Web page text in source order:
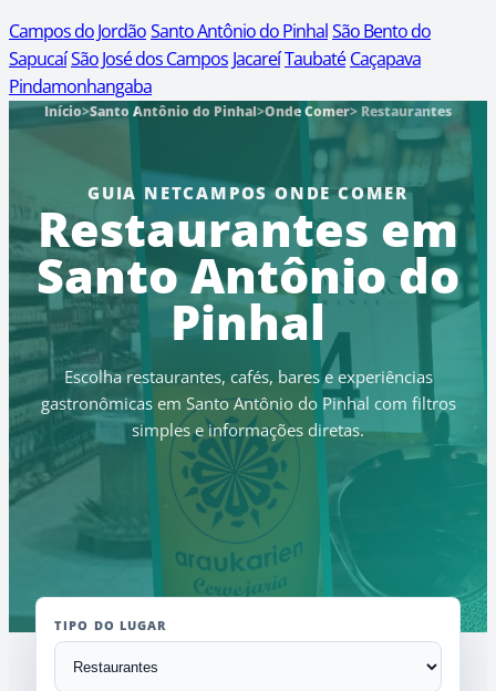
Campos do JordãoSanto Antônio do PinhalSão Bento do
SapucaíSão José dos Campos JacareíTaubaté Caçapava
Pindamonhangaba
Início>Santo Antônio do Pinhal>Onde Comer> Restaurantes
GUIA NETCAMPOS ONDE COMER
Restaurantes em
Santo Antônio do
Pinhal
Escolha restaurantes, cafés, bares e experiências
gastronômicas em Santo Antônio do Pinhal com filtros
simples e informações diretas.
TIPO DO LUGAR